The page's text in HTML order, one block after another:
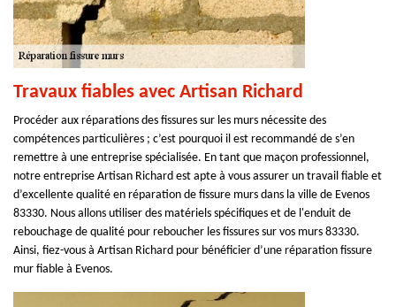
Travaux fiables avec Artisan Richard
Procéder aux réparations des fissures sur les murs nécessite des
compétences particulières ; c’est pourquoi il est recommandé de s’en
remettre à une entreprise spécialisée. En tant que maçon professionnel,
notre entreprise Artisan Richard est apte à vous assurer un travail fiable et
d’excellente qualité en réparation de fissure murs dans la ville de Evenos
83330. Nous allons utiliser des matériels spécifiques et de l'enduit de
rebouchage de qualité pour reboucher les fissures sur vos murs 83330.
Ainsi, fiez-vous à Artisan Richard pour bénéficier d’une réparation fissure
mur fiable à Evenos.